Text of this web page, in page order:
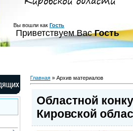
Вы вошли как Гость
Приветствуем Вас Гость
Главная » Архив материалов
Областной
Кировской